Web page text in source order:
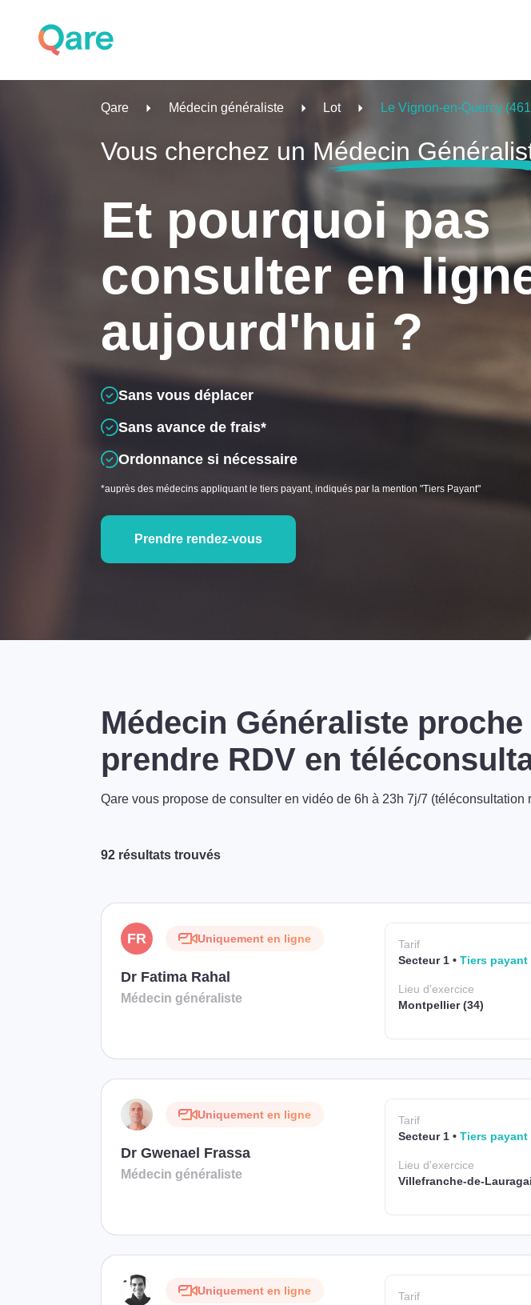
Qare Médecin généraliste Lot Le Vignon-en-Quercy
Vous cherchez un Médecin
Et pourquoi pas
consulter en
aujourd'hui ?
Sans vous déplacer
Sans avance de frais*
Ordonnance si nécessaire
*auprès des médecins appliquant le tiers payant, indiqués par la mention "Tiers Payant"
Prendre rendez-vous
Médecin Généraliste
prendre RDV en
Qare vous propose de consulter en vidéo de 6h à 23h 7j/7
92 résultats trouvés
FR Uniquement en ligne
Dr Fatima Rahal
Médecin généraliste
Tarif
Secteur 1
Tiers payant
Lieud'exercice
Montpellier (34)
Uniquement en ligne
Dr Gwenael Frassa
Médecin généraliste
Tarif
Secteur 1
Tiers payant
Lieud'exercice
Villefranche-de-
Uniquement en ligne
Tarif